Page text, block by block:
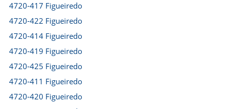
4720-417 Figueiredo
4720-422 Figueiredo
4720-414 Figueiredo
4720-419 Figueiredo
4720-425 Figueiredo
4720-411 Figueiredo
4720-420 Figueiredo